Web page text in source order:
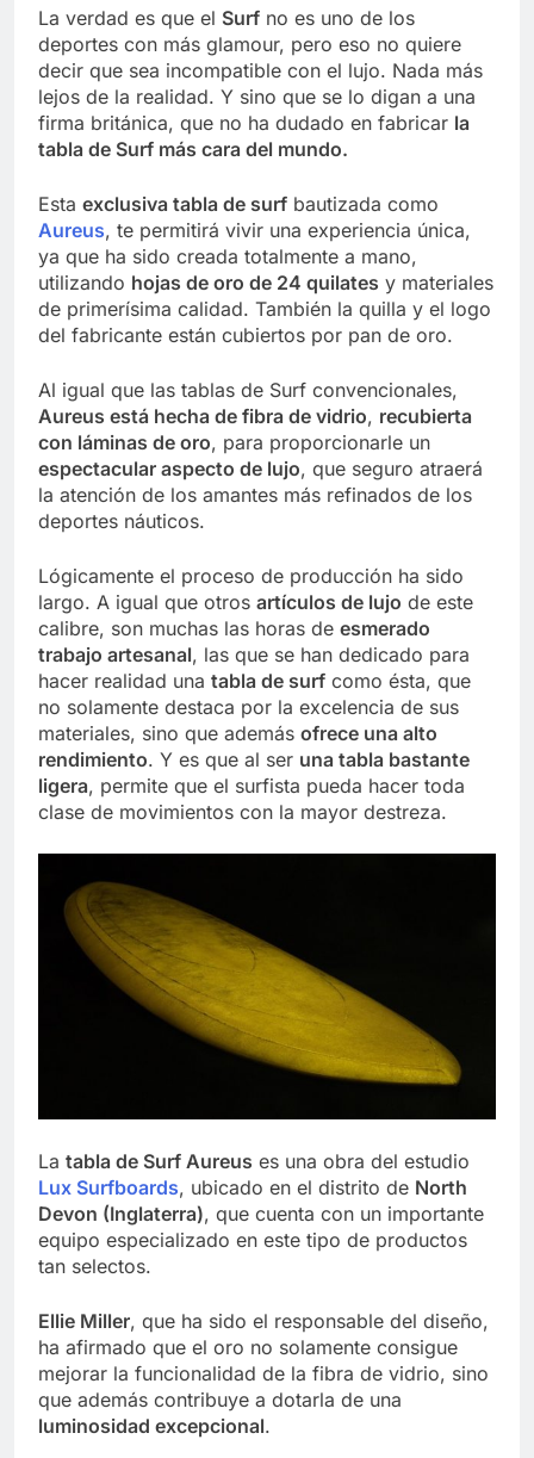
La verdad es que el Surf no es uno de los
deportes con más glamour, pero eso no quiere
decir que sea incompatible con el lujo. Nada más
lejos de la realidad. Y sino que se lo digan a una
firma británica, que no ha dudado en fabricar la
tabla de Surf más cara del mundo.
Esta exclusiva tabla de surf bautizada como
Aureus, te permitirá vivir una experiencia única,
ya que ha sido creada totalmente a mano,
utilizando hojas de oro de 24 quilates y materiales
de primerísima calidad. También la quilla y el logo
del fabricante están cubiertos por pan de oro.
Al igual que las tablas de Surf convencionales,
Aureus está hecha de fibra de vidrio, recubierta
con láminas de oro, para proporcionarle un
espectacular aspecto de lujo, que seguro atraerá
la atención de los amantes más refinados de los
deportes náuticos.
Lógicamente el proceso de producción ha sido
largo. A igual que otros artículos de lujo de este
calibre, son muchas las horas de esmerado
trabajo artesanal, las que se han dedicado para
hacer realidad una tabla de surf como ésta, que
no solamente destaca por la excelencia de sus
materiales, sino que además ofrece una alto
rendimiento. Y es que al ser una tabla bastante
ligera, permite que el surfista pueda hacer toda
clase de movimientos con la mayor destreza.
La tabla de Surf Aureus es una obra del estudio
Lux Surfboards, ubicado en el distrito de North
Devon (Inglaterra), que cuenta con un importante
equipo especializado en este tipo de productos
tan selectos.
Ellie Miller, que ha sido el responsable del diseño,
ha afirmado que el oro no solamente consigue
mejorar la funcionalidad de la fibra de vidrio, sino
que además contribuye a dotarla de una
luminosidad excepcional.